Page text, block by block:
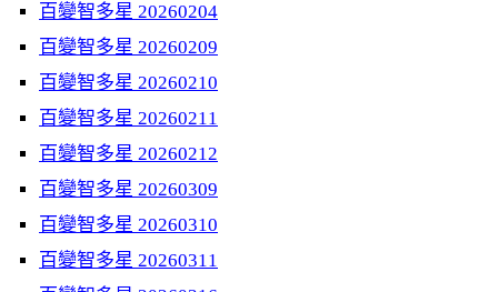
百變智多星 20260204
百變智多星 20260209
百變智多星 20260210
百變智多星 20260211
百變智多星 20260212
百變智多星 20260309
百變智多星 20260310
百變智多星 20260311